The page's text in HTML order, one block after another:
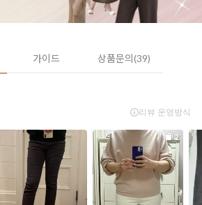
가이드 상품문의(39)